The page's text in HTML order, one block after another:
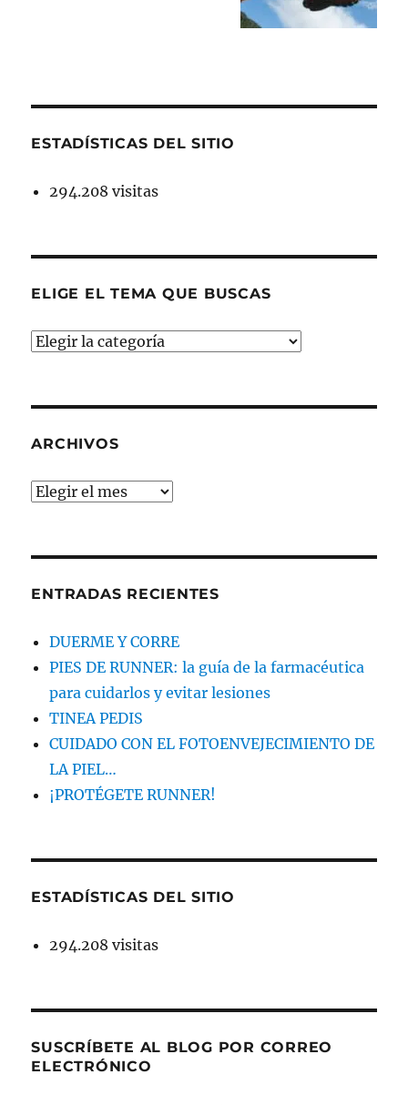
ESTADÍSTICAS DEL SITIO
294.208 visitas
ELIGE EL TEMA QUE BUSCAS
ELIGE
BUSCAS
ARCHIVOS
Archivos
ENTRADAS RECIENTES
DUERME Y CORRE
PIES DE RUNNER: la guía de la farmacéutica
para cuidarlos y evitar lesiones
TINEA PEDIS
CUIDADO CON EL FOTOENVEJECIMIENTO DE
LA PIEL…
¡PROTÉGETE RUNNER!
ESTADÍSTICAS DEL SITIO
294.208 visitas
SUSCRÍBETE AL BLOG POR CORREO
ELECTRÓNICO